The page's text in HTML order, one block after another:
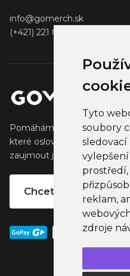
Tyto
soubory
sledovací
reklam,
zdroje
info@gomerch.sk
(+421) 221 001 000
Pomáháme tvůrcům
které oslovuje jejich
zaujmout jejich klienty,
Chcete vlastní